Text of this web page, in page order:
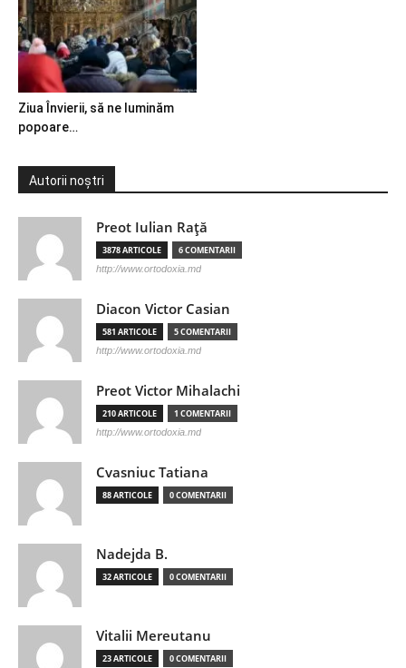
Ziua Învierii, să ne luminăm
popoare…
Autorii noștri
Preot Iulian Raţă
3878 ARTICOLE 6 COMENTARII
http://www.ortodoxia.md
Diacon Victor Casian
581 ARTICOLE 5 COMENTARII
http://www.ortodoxia.md
Preot Victor Mihalachi
210 ARTICOLE 1 COMENTARII
http://www.ortodoxia.md
Cvasniuc Tatiana
88 ARTICOLE 0 COMENTARII
Nadejda B.
32 ARTICOLE 0 COMENTARII
Vitalii Mereutanu
23 ARTICOLE 0 COMENTARII